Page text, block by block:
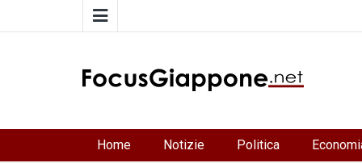
Home Notizie Politica